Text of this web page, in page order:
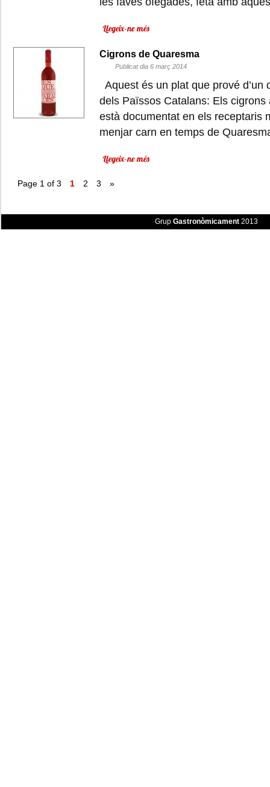
Llegeix-ne més
Cigrons de Quaresma
Publicat dia 6 març 2014
Aquest és un plat que prové
dels Païssos Catalans: Els
està documentat en els receptaris
menjar carn en temps de
Llegeix-ne més
Page 1 of 3 1 2 3 »
Grup Gastronòmicament2013